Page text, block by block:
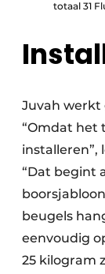
totaal 31
Juvah werkt
“Omdat het
installeren”,
“Dat begint
beugels
eenvoudig
25 kilogram